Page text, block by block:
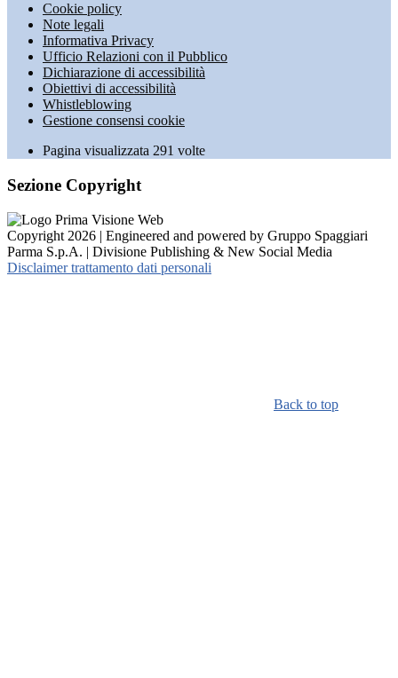
Cookie policy
Note legali
Informativa Privacy
Ufficio Relazioni con il Pubblico
Dichiarazione di accessibilità
Obiettivi di accessibilità
Whistleblowing
Gestione consensi cookie
Pagina visualizzata 291 volte
Sezione Copyright
Copyright 2026 | Engineered and powered by Gruppo Spaggiari
Parma S.p.A. | Divisione Publishing & New Social Media
Disclaimer trattamento dati personali
Back to top